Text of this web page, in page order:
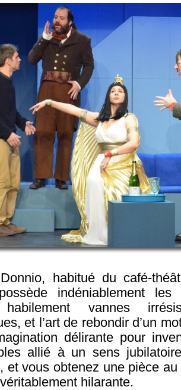
habitué du café-
indéniablement
vannes
et l’art de rebondir d’un
délirante pour
allié à un sens
et vous obtenez une pièce
hilarante.